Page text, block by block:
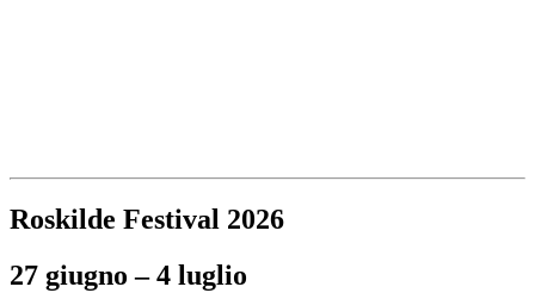
Roskilde Festival 2026
27 giugno – 4 luglio